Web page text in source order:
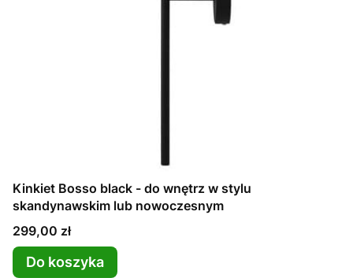
Kinkiet Bosso black - do wnętrz w stylu
skandynawskim lub nowoczesnym
Cena
299,00 zł
Do koszyka